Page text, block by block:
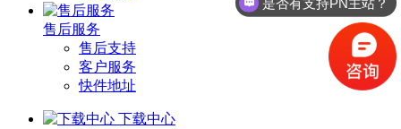
售后服务
售后支持
客户服务
快件地址
下载中心